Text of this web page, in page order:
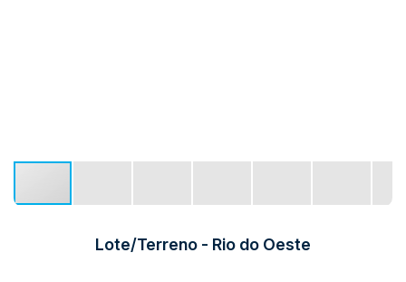
Lote/Terreno - Rio do Oeste